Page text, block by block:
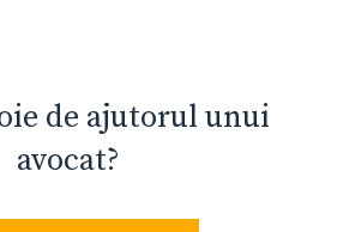
de ajutorul unui
avocat?